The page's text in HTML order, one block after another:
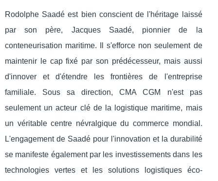
Rodolphe Saadé est bien conscient de l'héritage laissé
par son père, Jacques Saadé, pionnier de la
conteneurisation maritime. Il s'efforce non seulement de
maintenir le cap fixé par son prédécesseur, mais aussi
d'innover et d'étendre les frontières de l'entreprise
familiale. Sous sa direction, CMA CGM n'est pas
seulement un acteur clé de la logistique maritime, mais
un véritable centre névralgique du commerce mondial.
L'engagement de Saadé pour l'innovation et la durabilité
se manifeste également par les investissements dans les
technologies vertes et les solutions logistiques éco-